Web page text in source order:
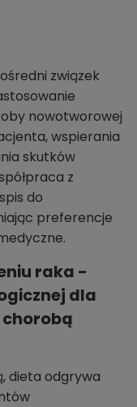
związek
nowotworowej
wspierania
skutków
z
do
preferencje
raka -
dla
dieta odgrywa